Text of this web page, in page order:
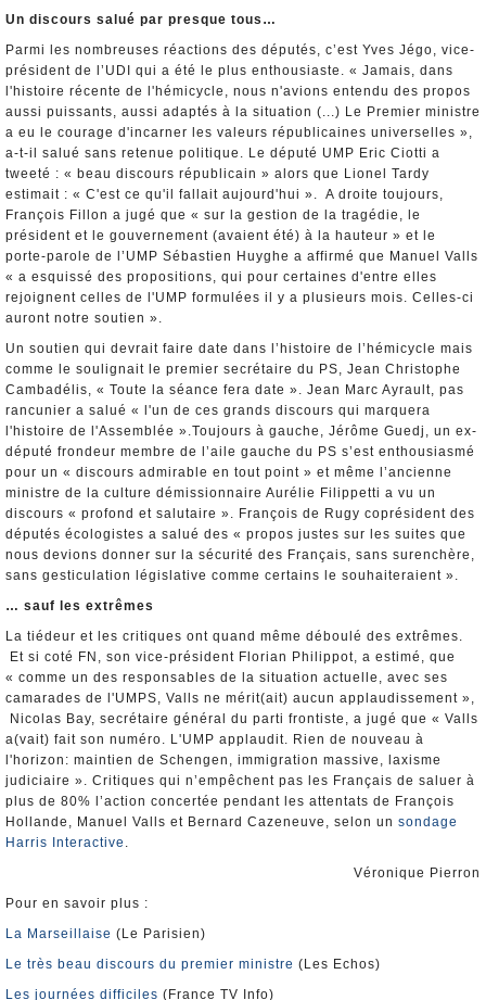
Un discours salué par presque tous…
Parmi les nombreuses réactions des députés, c’est Yves Jégo, vice-
président de l’UDI qui a été le plus enthousiaste. « Jamais, dans
l'histoire récente de l'hémicycle, nous n'avions entendu des propos
aussi puissants, aussi adaptés à la situation (...) Le Premier ministre
a eu le courage d'incarner les valeurs républicaines universelles »,
a-t-il salué sans retenue politique. Le député UMP Eric Ciotti a
tweeté : « beau discours républicain » alors que Lionel Tardy
estimait : « C'est ce qu'il fallait aujourd'hui ». A droite toujours,
François Fillon a jugé que « sur la gestion de la tragédie, le
président et le gouvernement (avaient été) à la hauteur » et le
porte-parole de l’UMP Sébastien Huyghe a affirmé que Manuel Valls
« a esquissé des propositions, qui pour certaines d'entre elles
rejoignent celles de l'UMP formulées il y a plusieurs mois. Celles-ci
auront notre soutien ».
Un soutien qui devrait faire date dans l’histoire de l’hémicycle mais
comme le soulignait le premier secrétaire du PS, Jean Christophe
Cambadélis, « Toute la séance fera date ». Jean Marc Ayrault, pas
rancunier a salué « l'un de ces grands discours qui marquera
l'histoire de l'Assemblée ».Toujours à gauche, Jérôme Guedj, un ex-
député frondeur membre de l’aile gauche du PS s’est enthousiasmé
pour un « discours admirable en tout point » et même l’ancienne
ministre de la culture démissionnaire Aurélie Filippetti a vu un
discours « profond et salutaire ». François de Rugy coprésident des
députés écologistes a salué des « propos justes sur les suites que
nous devions donner sur la sécurité des Français, sans surenchère,
sans gesticulation législative comme certains le souhaiteraient ».
… sauf les extrêmes
La tiédeur et les critiques ont quand même déboulé des extrêmes.
Et si coté FN, son vice-président Florian Philippot, a estimé, que
« comme un des responsables de la situation actuelle, avec ses
camarades de l'UMPS, Valls ne mérit(ait) aucun applaudissement »,
Nicolas Bay, secrétaire général du parti frontiste, a jugé que « Valls
a(vait) fait son numéro. L'UMP applaudit. Rien de nouveau à
l'horizon: maintien de Schengen, immigration massive, laxisme
judiciaire ». Critiques qui n’empêchent pas les Français de saluer à
plus de 80% l’action concertée pendant les attentats de François
Hollande, Manuel Valls et Bernard Cazeneuve, selon un sondage
Harris Interactive .
Véronique Pierron
Pour en savoir plus :
La Marseillaise (Le Parisien)
Le très beau discours du premier ministre (Les Echos)
Les journées difficiles (France TV Info)